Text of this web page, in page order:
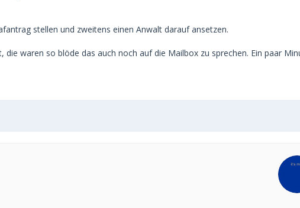
stellen und zweitens einen Anwalt darauf ansetzen.
die waren so blöde das auch noch auf die Mailbox zu sprechen. Ein paar